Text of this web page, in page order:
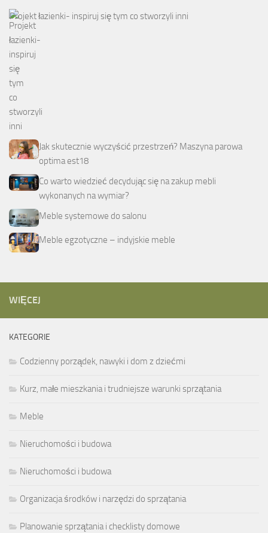
Projekt łazienki- inspiruj się tym co stworzyli inni
Jak skutecznie wyczyścić przestrzeń? Maszyna parowa
optima est18
Co warto wiedzieć decydując się na zakup mebli
wykonanych na wymiar?
Meble systemowe do salonu
Meble egzotyczne – indyjskie meble
WIĘCEJ
KATEGORIE
Codzienny porządek, nawyki i dom z dziećmi
Kurz, małe mieszkania i trudniejsze warunki sprzątania
Meble
Nieruchomości i budowa
Nieruchomości i budowa
Organizacja środków i narzędzi do sprzątania
Planowanie sprzątania i checklisty domowe